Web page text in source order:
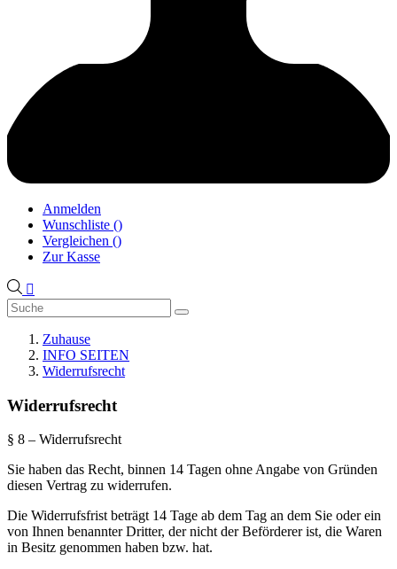
Anmelden
Wunschliste ()
Vergleichen ()
Zur Kasse

Zuhause
INFO SEITEN
Widerrufsrecht
Widerrufsrecht
§ 8 – Widerrufsrecht
Sie haben das Recht, binnen 14 Tagen ohne Angabe von Gründen
diesen Vertrag zu widerrufen.
Die Widerrufsfrist beträgt 14 Tage ab dem Tag an dem Sie oder ein
von Ihnen benannter Dritter, der nicht der Beförderer ist, die Waren
in Besitz genommen haben bzw. hat.